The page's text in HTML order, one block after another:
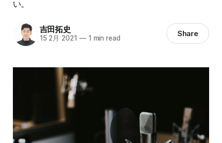
い。
吉田拓史
15 2月 2021 —1 min read Share